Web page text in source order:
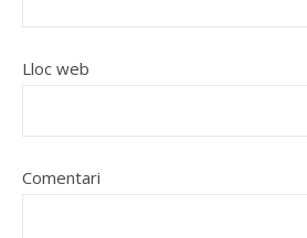
Lloc web
Comentari